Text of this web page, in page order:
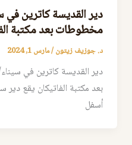
دير القديسة كاترين في
مخطوطات بعد مكتبة
د. جوزيف زيتون/مارس 1, 2024
دير القديسة كاترين في
بعد مكتبة الفاتيكان يقع
أسفل